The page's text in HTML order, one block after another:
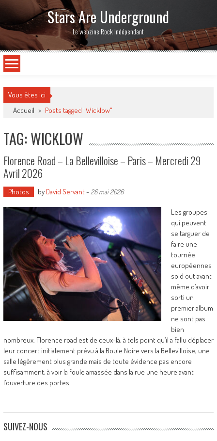
Stars Are Underground
Le webzine Rock Indépendant
Vous êtes ici
Accueil > Posts tagged "Wicklow"
TAG: WICKLOW
Florence Road – La Bellevilloise – Paris – Mercredi 29
Avril 2026
Photos by David Servant- 26 mai 2026
Les groupes
qui peuvent
se targuer de
faire une
tournée
européennes
sold out avant
même d’avoir
sorti un
premier album
ne sont pas
bien
nombreux. Florence road est de ceux-là, à tels point qu’il a fallu déplacer
leur concert initialement prévu à la Boule Noire vers la Bellevilloise, une
salle légèrement plus grande mais de toute évidence pas encore
suffisamment, à voir la foule amassée dans la rue une heure avant
l’ouverture des portes.
SUIVEZ-NOUS